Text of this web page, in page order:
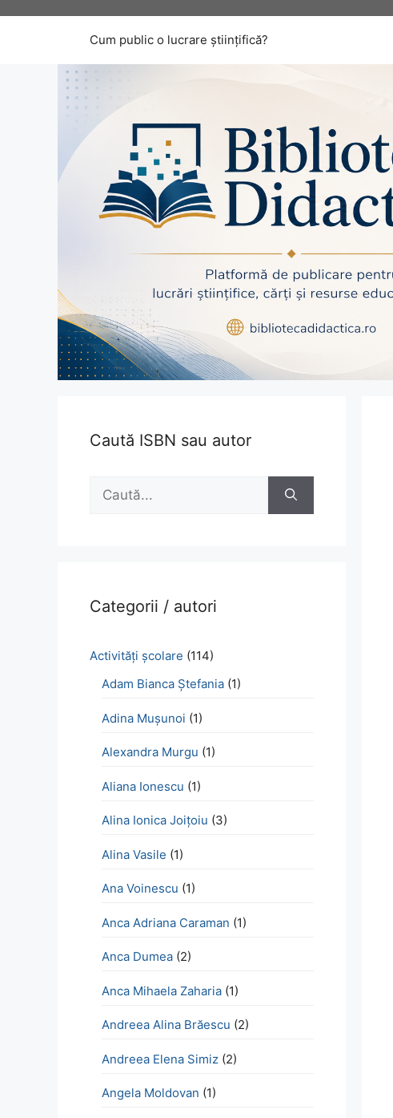
Cum public o lucrare științifică?
Caută ISBN sau autor
după:
Categorii / autori
Activităţi şcolare (114)
Adam Bianca Ștefania (1)
Adina Mușunoi (1)
Alexandra Murgu (1)
Aliana Ionescu (1)
Alina Ionica Joițoiu (3)
Alina Vasile (1)
Ana Voinescu (1)
Anca Adriana Caraman (1)
Anca Dumea (2)
Anca Mihaela Zaharia (1)
Andreea Alina Brăescu (2)
Andreea Elena Simiz (2)
Angela Moldovan (1)